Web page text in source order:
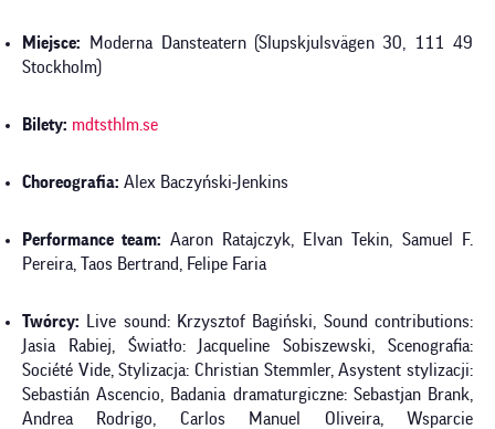
Miejsce: Moderna Dansteatern (Slupskjulsvägen 30, 111 49
Stockholm)
Bilety: mdtsthlm.se
Choreografia: Alex Baczyński-Jenkins
Performance team: Aaron Ratajczyk, Elvan Tekin, Samuel F.
Pereira, Taos Bertrand, Felipe Faria
Twórcy: Live sound: Krzysztof Bagiński, Sound contributions:
Jasia Rabiej, Światło: Jacqueline Sobiszewski, Scenografia:
Société Vide, Stylizacja: Christian Stemmler, Asystent stylizacji:
Sebastián Ascencio, Badania dramaturgiczne: Sebastjan Brank,
Andrea Rodrigo, Carlos Manuel Oliveira, Wsparcie